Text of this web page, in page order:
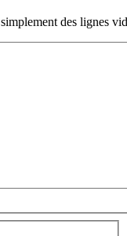
des lignes